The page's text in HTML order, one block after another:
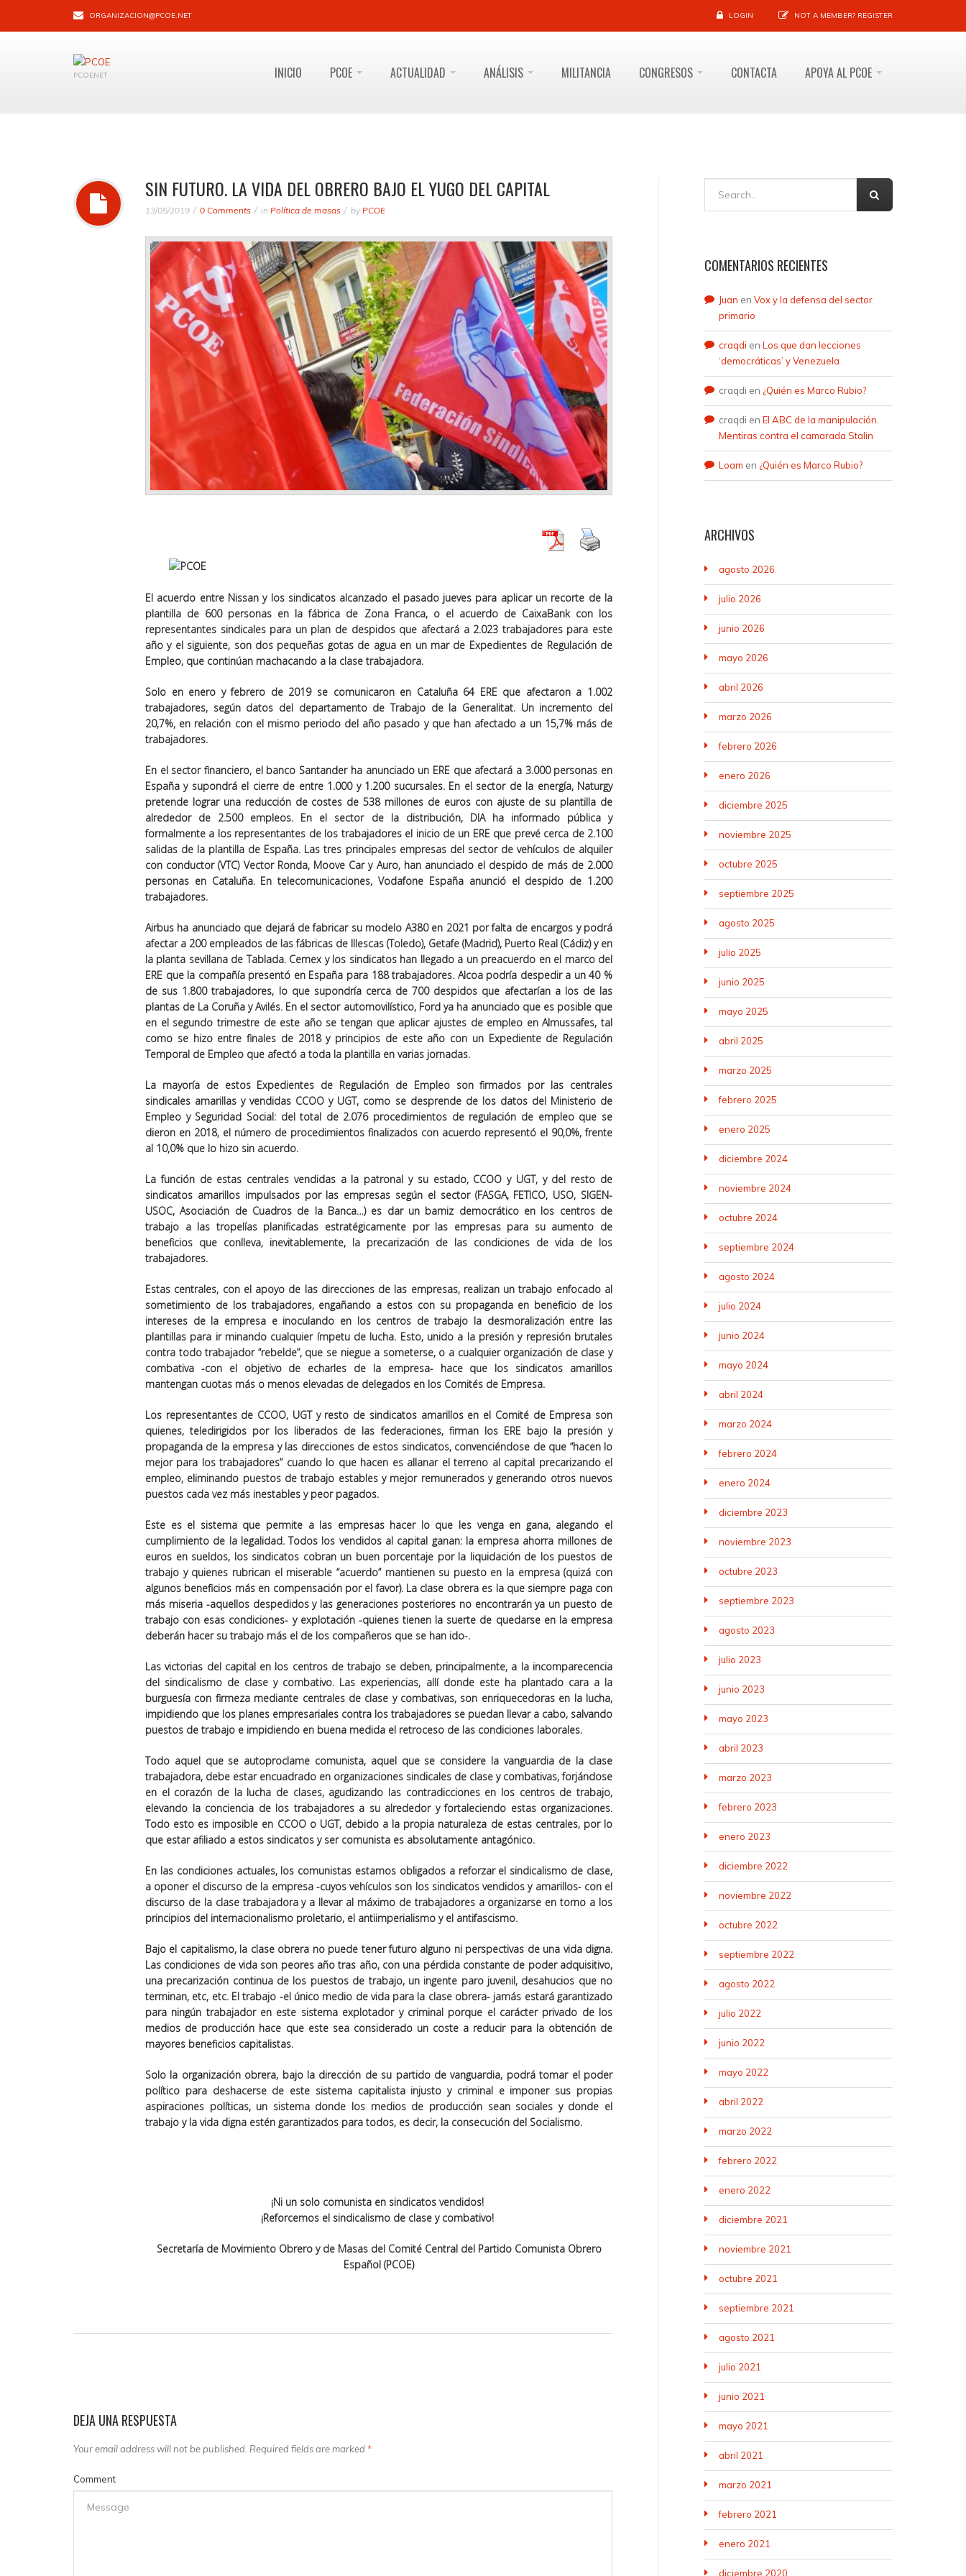
ORGANIZACION@PCOE.NET LOGIN NOT A MEMBER? REGISTER
PCOENET INICIO PCOE ACTUALIDAD ANÁLISIS MILITANCIA CONGRESOS CONTACTA APOYA AL PCOE
SIN FUTURO. LA VIDA DEL OBRERO BAJO EL YUGO DEL CAPITAL
13/05/2019 0 Comments in Política de masas by PCOE
El acuerdo entre Nissan y los sindicatos alcanzado el pasado jueves para aplicar un recorte de la
plantilla de 600 personas en la fábrica de Zona Franca, o el acuerdo de CaixaBank con los
representantes sindicales para un plan de despidos que afectará a 2.023 trabajadores para este
año y el siguiente, son dos pequeñas gotas de agua en un mar de Expedientes de Regulación de
Empleo, que continúan machacando a la clase trabajadora.
Solo en enero y febrero de 2019 se comunicaron en Cataluña 64 ERE que afectaron a 1.002
trabajadores, según datos del departamento de Trabajo de la Generalitat. Un incremento del
20,7%, en relación con el mismo periodo del año pasado y que han afectado a un 15,7% más de
trabajadores.
En el sector financiero, el banco Santander ha anunciado un ERE que afectará a 3.000 personas en
España y supondrá el cierre de entre 1.000 y 1.200 sucursales. En el sector de la energía, Naturgy
pretende lograr una reducción de costes de 538 millones de euros con ajuste de su plantilla de
alrededor de 2.500 empleos. En el sector de la distribución, DIA ha informado pública y
formalmente a los representantes de los trabajadores el inicio de un ERE que prevé cerca de 2.100
salidas de la plantilla de España. Las tres principales empresas del sector de vehículos de alquiler
con conductor (VTC) Vector Ronda, Moove Car y Auro, han anunciado el despido de más de 2.000
personas en Cataluña. En telecomunicaciones, Vodafone España anunció el despido de 1.200
trabajadores.
Airbus ha anunciado que dejará de fabricar su modelo A380 en 2021 por falta de encargos y podrá
afectar a 200 empleados de las fábricas de Illescas (Toledo), Getafe (Madrid), Puerto Real (Cádiz) y en
la planta sevillana de Tablada. Cemex y los sindicatos han llegado a un preacuerdo en el marco del
ERE que la compañía presentó en España para 188 trabajadores. Alcoa podría despedir a un 40 %
de sus 1.800 trabajadores, lo que supondría cerca de 700 despidos que afectarían a los de las
plantas de La Coruña y Avilés. En el sector automovilístico, Ford ya ha anunciado que es posible que
en el segundo trimestre de este año se tengan que aplicar ajustes de empleo en Almussafes, tal
como se hizo entre finales de 2018 y principios de este año con un Expediente de Regulación
Temporal de Empleo que afectó a toda la plantilla en varias jornadas.
La mayoría de estos Expedientes de Regulación de Empleo son firmados por las centrales
sindicales amarillas y vendidas CCOO y UGT, como se desprende de los datos del Ministerio de
Empleo y Seguridad Social: del total de 2.076 procedimientos de regulación de empleo que se
dieron en 2018, el número de procedimientos finalizados con acuerdo representó el 90,0%, frente
al 10,0% que lo hizo sin acuerdo.
La función de estas centrales vendidas a la patronal y su estado, CCOO y UGT, y del resto de
sindicatos amarillos impulsados por las empresas según el sector (FASGA, FETICO, USO, SIGEN-
USOC, Asociación de Cuadros de la Banca…) es dar un barniz democrático en los centros de
trabajo a las tropelías planificadas estratégicamente por las empresas para su aumento de
beneficios que conlleva, inevitablemente, la precarización de las condiciones de vida de los
trabajadores.
Estas centrales, con el apoyo de las direcciones de las empresas, realizan un trabajo enfocado al
sometimiento de los trabajadores, engañando a estos con su propaganda en beneficio de los
intereses de la empresa e inoculando en los centros de trabajo la desmoralización entre las
plantillas para ir minando cualquier ímpetu de lucha. Esto, unido a la presión y represión brutales
contra todo trabajador “rebelde”, que se niegue a someterse, o a cualquier organización de clase y
combativa -con el objetivo de echarles de la empresa- hace que los sindicatos amarillos
mantengan cuotas más o menos elevadas de delegados en los Comités de Empresa.
Los representantes de CCOO, UGT y resto de sindicatos amarillos en el Comité de Empresa son
quienes, teledirigidos por los liberados de las federaciones, firman los ERE bajo la presión y
propaganda de la empresa y las direcciones de estos sindicatos, convenciéndose de que “hacen lo
mejor para los trabajadores” cuando lo que hacen es allanar el terreno al capital precarizando el
empleo, eliminando puestos de trabajo estables y mejor remunerados y generando otros nuevos
puestos cada vez más inestables y peor pagados.
Este es el sistema que permite a las empresas hacer lo que les venga en gana, alegando el
cumplimiento de la legalidad. Todos los vendidos al capital ganan: la empresa ahorra millones de
euros en sueldos, los sindicatos cobran un buen porcentaje por la liquidación de los puestos de
trabajo y quienes rubrican el miserable “acuerdo” mantienen su puesto en la empresa (quizá con
algunos beneficios más en compensación por el favor). La clase obrera es la que siempre paga con
más miseria -aquellos despedidos y las generaciones posteriores no encontrarán ya un puesto de
trabajo con esas condiciones- y explotación -quienes tienen la suerte de quedarse en la empresa
deberán hacer su trabajo más el de los compañeros que se han ido-.
Las victorias del capital en los centros de trabajo se deben, principalmente, a la incomparecencia
del sindicalismo de clase y combativo. Las experiencias, allí donde este ha plantado cara a la
burguesía con firmeza mediante centrales de clase y combativas, son enriquecedoras en la lucha,
impidiendo que los planes empresariales contra los trabajadores se puedan llevar a cabo, salvando
puestos de trabajo e impidiendo en buena medida el retroceso de las condiciones laborales.
Todo aquel que se autoproclame comunista, aquel que se considere la vanguardia de la clase
trabajadora, debe estar encuadrado en organizaciones sindicales de clase y combativas, forjándose
en el corazón de la lucha de clases, agudizando las contradicciones en los centros de trabajo,
elevando la conciencia de los trabajadores a su alrededor y fortaleciendo estas organizaciones.
Todo esto es imposible en CCOO o UGT, debido a la propia naturaleza de estas centrales, por lo
que estar afiliado a estos sindicatos y ser comunista es absolutamente antagónico.
En las condiciones actuales, los comunistas estamos obligados a reforzar el sindicalismo de clase,
a oponer el discurso de la empresa -cuyos vehículos son los sindicatos vendidos y amarillos- con el
discurso de la clase trabajadora y a llevar al máximo de trabajadores a organizarse en torno a los
principios del internacionalismo proletario, el antiimperialismo y el antifascismo.
Bajo el capitalismo, la clase obrera no puede tener futuro alguno ni perspectivas de una vida digna.
Las condiciones de vida son peores año tras año, con una pérdida constante de poder adquisitivo,
una precarización continua de los puestos de trabajo, un ingente paro juvenil, desahucios que no
terminan, etc, etc. El trabajo -el único medio de vida para la clase obrera- jamás estará garantizado
para ningún trabajador en este sistema explotador y criminal porque el carácter privado de los
medios de producción hace que este sea considerado un coste a reducir para la obtención de
mayores beneficios capitalistas.
Solo la organización obrera, bajo la dirección de su partido de vanguardia, podrá tomar el poder
político para deshacerse de este sistema capitalista injusto y criminal e imponer sus propias
aspiraciones políticas, un sistema donde los medios de producción sean sociales y donde el
trabajo y la vida digna estén garantizados para todos, es decir, la consecución del Socialismo.
¡Ni un solo comunista en sindicatos vendidos!
¡Reforcemos el sindicalismo de clase y combativo!
Secretaría de Movimiento Obrero y de Masas del Comité Central del Partido Comunista Obrero
Español (PCOE)
DEJA UNA RESPUESTA
Your email address will not be published. Required fields are marked *
Comment
COMENTARIOS RECIENTES
Juan en Vox y la defensa del sector
primario
craqdi en Los que dan lecciones
‘democráticas’ y Venezuela
craqdi en ¿Quién es Marco Rubio?
craqdi en El ABC de la manipulación.
Mentiras contra el camarada Stalin
Loam en ¿Quién es Marco Rubio?
ARCHIVOS
agosto 2026
julio 2026
junio 2026
mayo 2026
abril 2026
marzo 2026
febrero 2026
enero 2026
diciembre 2025
noviembre 2025
octubre 2025
septiembre 2025
agosto 2025
julio 2025
junio 2025
mayo 2025
abril 2025
marzo 2025
febrero 2025
enero 2025
diciembre 2024
noviembre 2024
octubre 2024
septiembre 2024
agosto 2024
julio 2024
junio 2024
mayo 2024
abril 2024
marzo 2024
febrero 2024
enero 2024
diciembre 2023
noviembre 2023
octubre 2023
septiembre 2023
agosto 2023
julio 2023
junio 2023
mayo 2023
abril 2023
marzo 2023
febrero 2023
enero 2023
diciembre 2022
noviembre 2022
octubre 2022
septiembre 2022
agosto 2022
julio 2022
junio 2022
mayo 2022
abril 2022
marzo 2022
febrero 2022
enero 2022
diciembre 2021
noviembre 2021
octubre 2021
septiembre 2021
agosto 2021
julio 2021
junio 2021
mayo 2021
abril 2021
marzo 2021
febrero 2021
enero 2021
diciembre 2020